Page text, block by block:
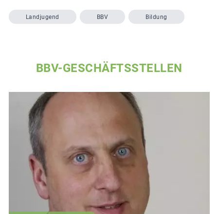
Landjugend BBV Bildung
BBV-GESCHÄFTSSTELLEN